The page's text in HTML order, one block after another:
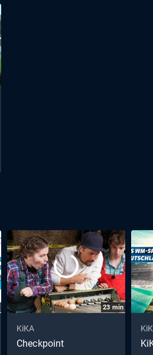
23 min
KiKA
Checkpoint